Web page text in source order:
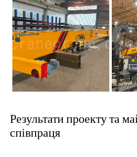
Результати проекту та
співпраця